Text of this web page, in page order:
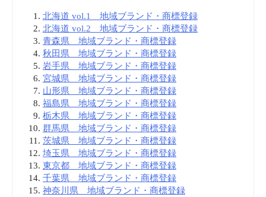
北海道 vol.1 地域ブランド・商標登録
北海道 vol.2 地域ブランド・商標登録
青森県 地域ブランド・商標登録
秋田県 地域ブランド・商標登録
岩手県 地域ブランド・商標登録
宮城県 地域ブランド・商標登録
山形県 地域ブランド・商標登録
福島県 地域ブランド・商標登録
栃木県 地域ブランド・商標登録
群馬県 地域ブランド・商標登録
茨城県 地域ブランド・商標登録
埼玉県 地域ブランド・商標登録
東京都 地域ブランド・商標登録
千葉県 地域ブランド・商標登録
神奈川県 地域ブランド・商標登録